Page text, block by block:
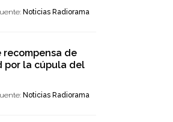
Noticias Radiorama
recompensa de
por la cúpula del
Noticias Radiorama